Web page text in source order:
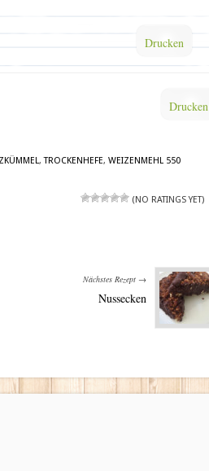
Drucken
Drucken
,TROCKENHEFE, WEIZENMEHL 550
(NO RATINGS YET)
Nächstes Rezept →
Nussecken